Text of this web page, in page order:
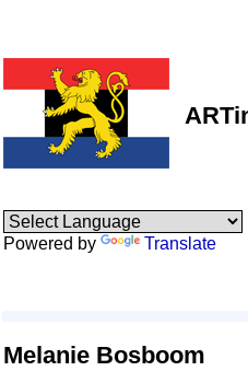
Powered by Translate
Melanie Bosboom